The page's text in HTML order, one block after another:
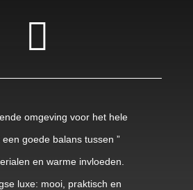

omgeving voor het hele
goede balans tussen ”
en warme invloeden.
luxe: mooi, praktisch en